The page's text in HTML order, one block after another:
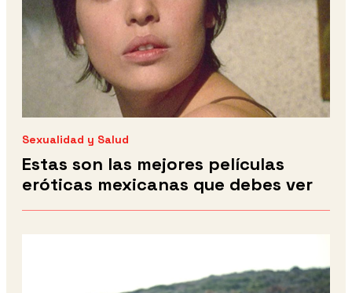
Sexualidad y Salud
Estas son las mejores películas
eróticas mexicanas que debes ver